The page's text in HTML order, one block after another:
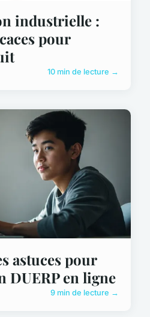
industrielle :
pour
10 min de lecture →
astuces pour
DUERP en ligne
9 min de lecture →